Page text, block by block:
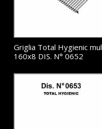
Griglia Total Hygienic
160x8 DIS. N° 0652